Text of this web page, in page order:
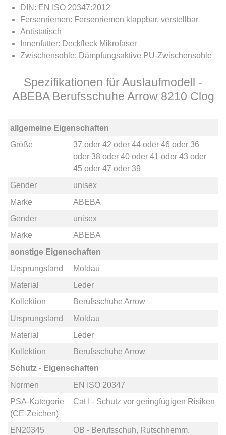
DIN: EN ISO 20347:2012
Fersenriemen: Fersenriemen klappbar, verstellbar
Antistatisch
Innenfutter: Deckfleck Mikrofaser
Zwischensohle: Dämpfungsaktive PU-Zwischensohle
Spezifikationen für Auslaufmodell -
ABEBA Berufsschuhe Arrow 8210 Clog
allgemeine Eigenschaften
Größe
37 oder 42 oder 44oder 46 oder 36
oder 38 oder 40oder 41 oder 43 oder
45 oder 47 oder 39
Gender
unisex
Marke
ABEBA
Gender
unisex
Marke
ABEBA
sonstige Eigenschaften
Ursprungsland
Moldau
Material
Leder
Kollektion
Berufsschuhe Arrow
Ursprungsland
Moldau
Material
Leder
Kollektion
Berufsschuhe Arrow
Schutz - Eigenschaften
Normen
EN ISO 20347
PSA-Kategorie
(CE-Zeichen)
Cat I - Schutz vor geringfügigen Risiken
EN20345
OB - Berufsschuh, Rutschhemm.